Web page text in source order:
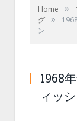
Home »
グ »
ン
1968
ィッ